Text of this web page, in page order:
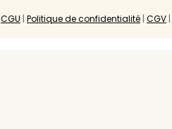
CGU | Politique de confidentialité | CGV |